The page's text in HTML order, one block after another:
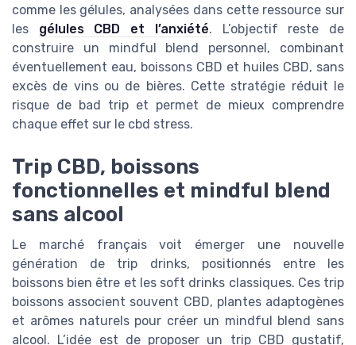
comme les gélules, analysées dans cette ressource sur
les gélules CBD et l’anxiété. L’objectif reste de
construire un mindful blend personnel, combinant
éventuellement eau, boissons CBD et huiles CBD, sans
excès de vins ou de bières. Cette stratégie réduit le
risque de bad trip et permet de mieux comprendre
chaque effet sur le cbd stress.
Trip CBD, boissons
fonctionnelles et mindful blend
sans alcool
Le marché français voit émerger une nouvelle
génération de trip drinks, positionnés entre les
boissons bien être et les soft drinks classiques. Ces trip
boissons associent souvent CBD, plantes adaptogènes
et arômes naturels pour créer un mindful blend sans
alcool. L’idée est de proposer un trip CBD gustatif,